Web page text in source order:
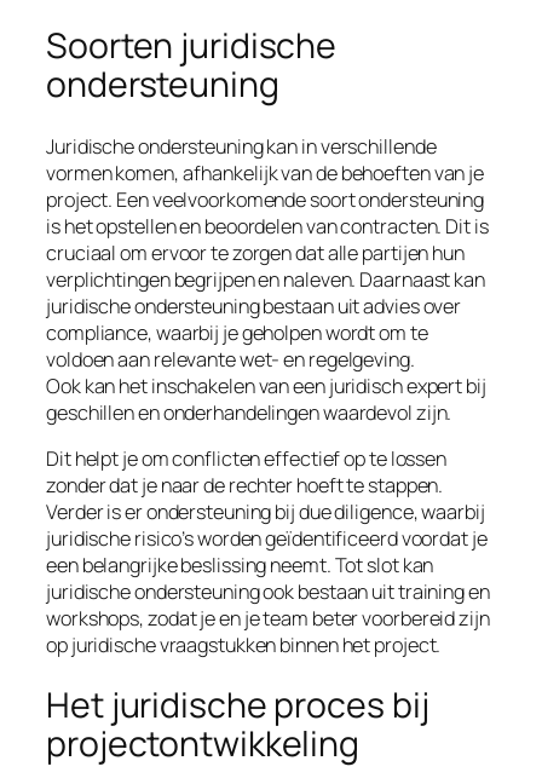
Soorten juridische
ondersteuning
Juridische ondersteuning kan in verschillende
vormen komen, afhankelijk van de behoeften van je
project. Een veelvoorkomende soort ondersteuning
is het opstellen en beoordelen van contracten. Dit is
cruciaal om ervoor te zorgen dat alle partijen hun
verplichtingen begrijpen en naleven. Daarnaast kan
juridische ondersteuning bestaan uit advies over
compliance, waarbij je geholpen wordt om te
voldoen aan relevante wet- en regelgeving.
Ook kan het inschakelen van een juridisch expert bij
geschillen en onderhandelingen waardevol zijn.
Dit helpt je om conflicten effectief op te lossen
zonder dat je naar de rechter hoeft te stappen.
Verder is er ondersteuning bij due diligence, waarbij
juridische risico’s worden geïdentificeerd voordat je
een belangrijke beslissing neemt. Tot slot kan
juridische ondersteuning ook bestaan uit training en
workshops, zodat je en je team beter voorbereid zijn
op juridische vraagstukken binnen het project.
Het juridische proces bij
projectontwikkeling